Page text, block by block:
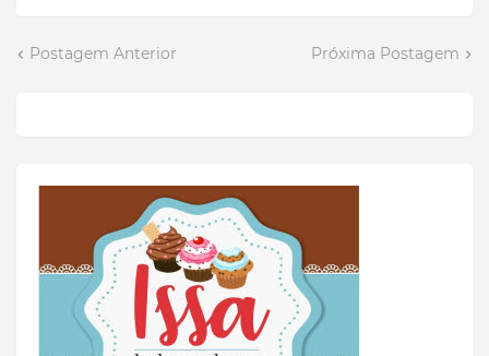
Postagem Anterior Próxima Postagem